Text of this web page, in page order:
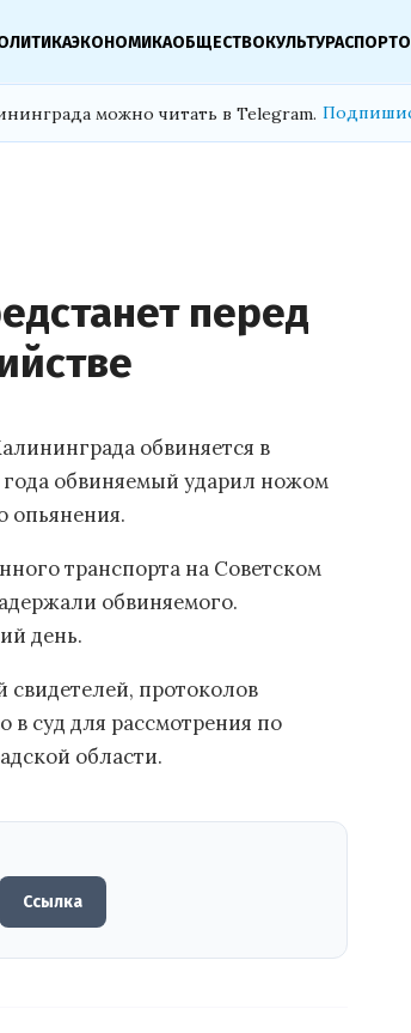
ЭКОНОМИКАОБЩЕСТВОКУЛЬТУРАСПОРТ
можно читать в Telegram.
перед
обвиняется в
года обвиняемый ударил ножом
опьянения.
транспорта на Советском
обвиняемого.
день.
свидетелей, протоколов
в суд для рассмотрения по
области.
Ссылка